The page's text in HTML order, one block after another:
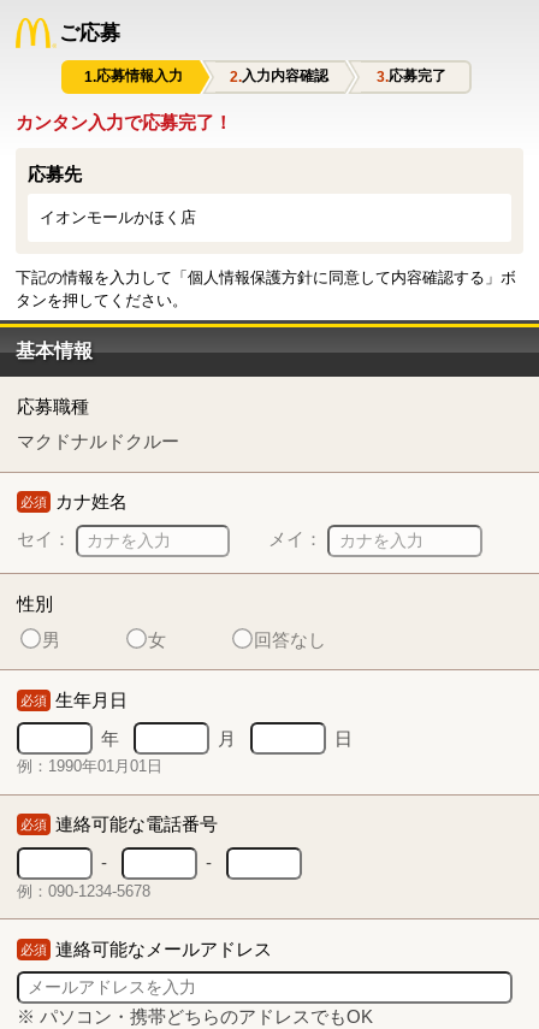
ご応募
応募情報入力 入力内容確認 応募完了
カンタン入力で応募完了！
応募先
イオンモールかほく店
下記の情報を入力して「個人情報保護方針に同意して内容確認する」ボ
タンを押してください。
基本情報
応募職種
マクドナルドクルー
必須 カナ姓名
セイ：
メイ：
性別
男
女 回答なし
必須 生年月日
年
月 日
例：1990年01月01日
必須 連絡可能な電話番号
-
-
例：090-1234-5678
必須 連絡可能なメールアドレス
※ パソコン・携帯どちらのアドレスでもOK